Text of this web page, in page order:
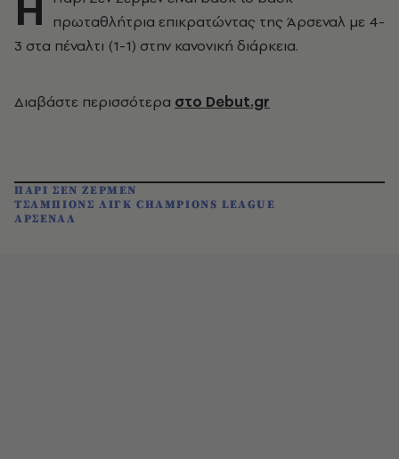
πρωταθλήτρια επικρατώντας της Άρσεναλ με 4-
3 στα πέναλτι (1-1) στην κανονική διάρκεια.
Διαβάστε περισσότερα στο Debut.gr
ΠΑΡΙ ΣΕΝ ΖΕΡΜΕΝ
ΤΣΑΜΠΙΟΝΣ ΛΙΓΚ CHAMPIONS LEAGUE
ΑΡΣΕΝΑΛ